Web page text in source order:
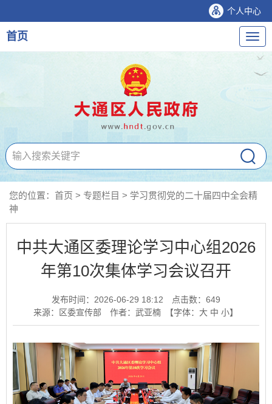
个人中心
导
航
首页
您的位置： 首页 > 专题栏目 > 学习贯彻党的二十届四中全会精
神
中共大通区委理论学习中心组2026
年第10次集体学习会议召开
发布时间：2026-06-29 18:12 点击数： 649
来源：区委宣传部
作者：武亚楠 【字体： 大 中 小】